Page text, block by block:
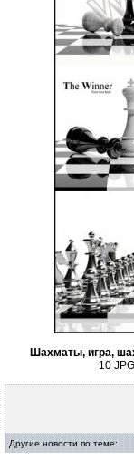
Шахматы, игра,
10
Другие новости по теме: